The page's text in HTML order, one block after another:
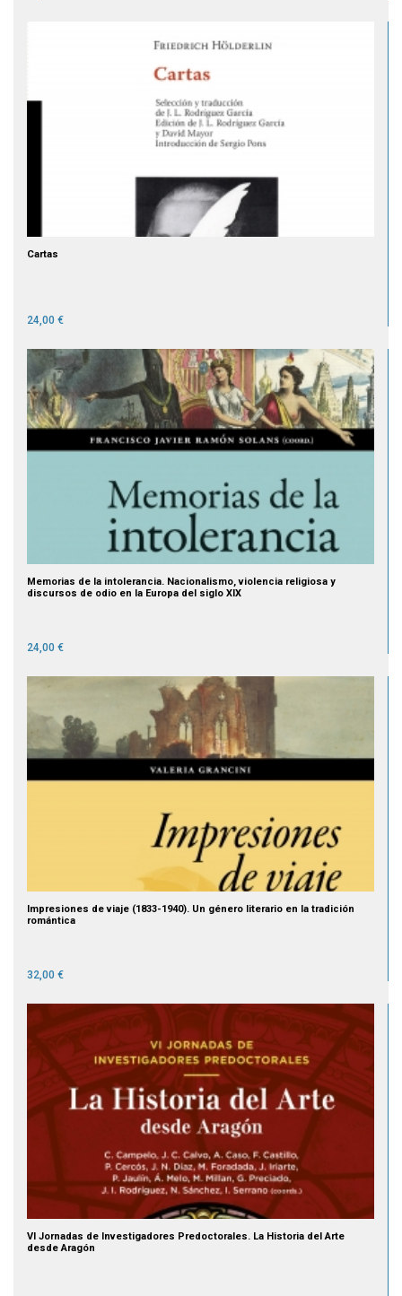
Cartas
24,00 €
Memorias de la intolerancia. Nacionalismo, violencia religiosa y
discursos de odio en la Europa del siglo XIX
24,00 €
Impresiones de viaje (1833-1940). Un género literario en la tradición
romántica
32,00 €
VI Jornadas de Investigadores Predoctorales. La Historia del Arte
desde Aragón